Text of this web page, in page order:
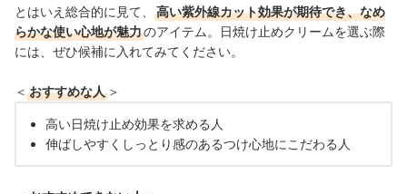
とはいえ総合的に見て、
高い紫外線カット効果が期待でき、なめ
らかな使い心地が魅力のアイテム。日焼け止めクリームを選ぶ際
には、ぜひ候補に入れてみてください。
＜ おすすめな人 ＞
高い日焼け止め効果を求める人
伸ばしやすくしっとり感のあるつけ心地にこだわる人